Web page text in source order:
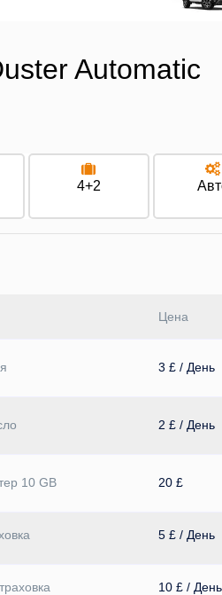
Automatic
4+2
Цена
3 £ / День
2 £ / День
10 GB 20 £
5 £ / День
10 £ / День